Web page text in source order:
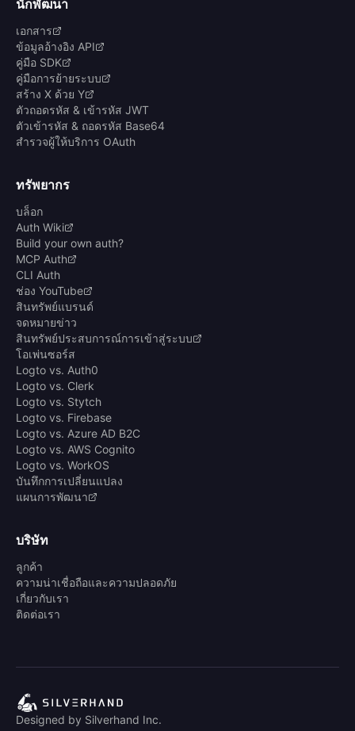
นักพัฒนา
เอกสาร
ข้อมูลอ้างอิง API
คู่มือ SDK
คู่มือการย้ายระบบ
สร้าง X ด้วย Y
ตัวถอดรหัส & เข้ารหัส JWT
ตัวเข้ารหัส & ถอดรหัส Base64
สำรวจผู้ให้บริการ OAuth
ทรัพยากร
บล็อก
Auth Wiki
Build your own auth?
MCP Auth
CLI Auth
ช่อง YouTube
สินทรัพย์แบรนด์
จดหมายข่าว
สินทรัพย์ประสบการณ์การเข้าสู่ระบบ
โอเพ่นซอร์ส
Logto vs. Auth0
Logto vs. Clerk
Logto vs. Stytch
Logto vs. Firebase
Logto vs. Azure AD B2C
Logto vs. AWS Cognito
Logto vs. WorkOS
บันทึกการเปลี่ยนแปลง
แผนการพัฒนา
บริษัท
ลูกค้า
ความน่าเชื่อถือและความปลอดภัย
เกี่ยวกับเรา
ติดต่อเรา
Designed by Silverhand Inc.